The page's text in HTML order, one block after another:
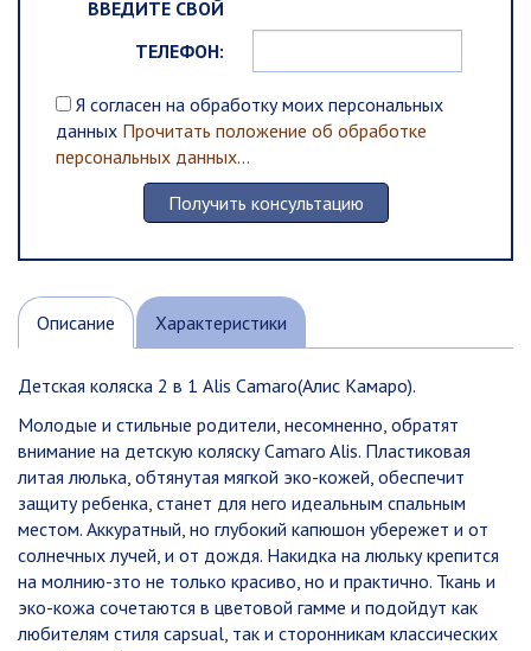
ВВЕДИТЕ СВОЙ
ТЕЛЕФОН:
Я согласен на обработку моих персональных
данных Прочитать положение об обработке
персональных данных...
Описание Характеристики
Детская коляска 2 в 1 Alis Camaro(Алис Камаро).
Молодые и стильные родители, несомненно, обратят
внимание на детскую коляску Camaro Alis. Пластиковая
литая люлька, обтянутая мягкой эко-кожей, обеспечит
защиту ребенка, станет для него идеальным спальным
местом. Аккуратный, но глубокий капюшон убережет и от
солнечных лучей, и от дождя. Накидка на люльку крепится
на молнию-зто не только красиво, но и практично. Ткань и
эко-кожа сочетаются в цветовой гамме и подойдут как
любителям стиля capsual, так и сторонникам классических